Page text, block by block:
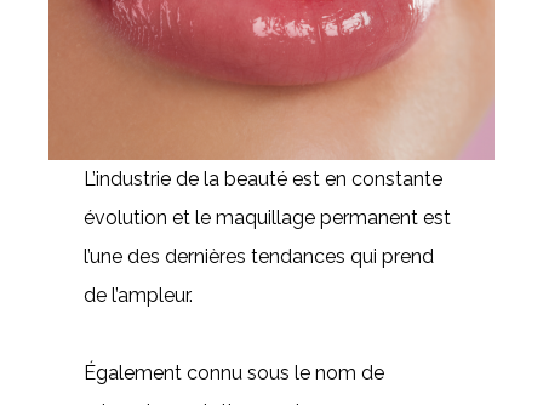
L’industrie de la beauté est en constante
évolution et le maquillage permanent est
l’une des dernières tendances qui prend
de l’ampleur.
Également connu sous le nom de